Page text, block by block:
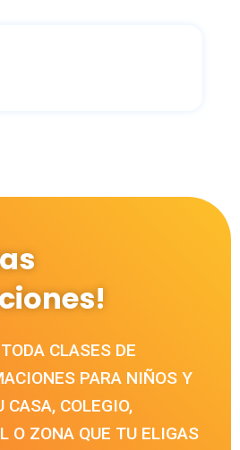
CLASES DE
PARA NIÑOS Y
CASA, COLEGIO,
O ZONA QUE TU ELIGAS